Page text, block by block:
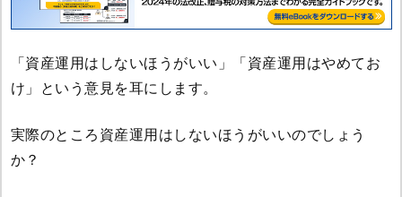
「資産運用はしないほうがいい」「資産運用はやめてお
け」という意見を耳にします。
実際のところ資産運用はしないほうがいいのでしょう
か？